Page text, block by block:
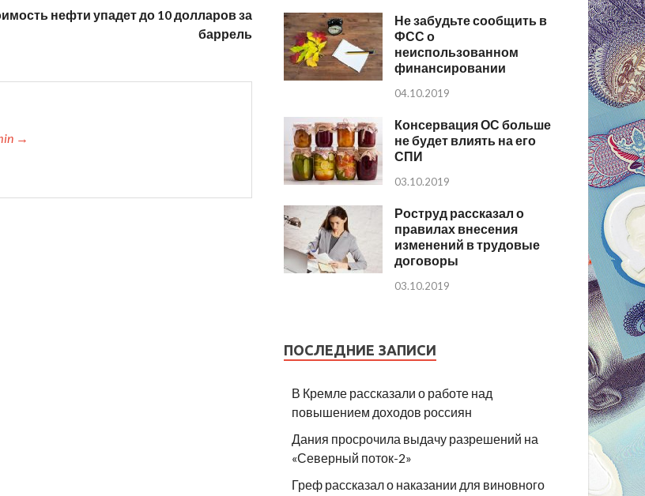
нефти упадет до 10 долларов за
баррель
→
Не забудьте сообщить в
ФСС о
неиспользованном
финансировании
04.10.2019
Консервация ОС больше
не будет влиять на его
СПИ
03.10.2019
Роструд рассказал о
правилах внесения
изменений в трудовые
договоры
03.10.2019
ПОСЛЕДНИЕ ЗАПИСИ
В Кремле рассказали о работе над
повышением доходов россиян
Дания просрочила выдачу разрешений на
«Северный поток-2»
Греф рассказал о наказании для виновного